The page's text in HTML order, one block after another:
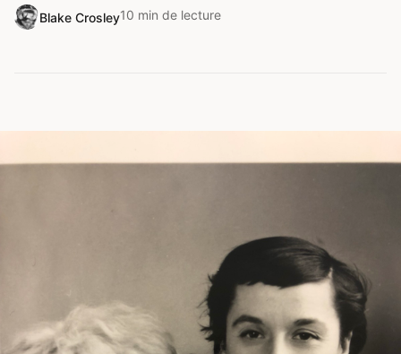
Blake Crosley10 min de lecture